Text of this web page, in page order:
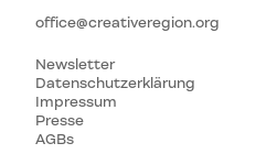
office@creativeregion.org
Newsletter
Datenschutzerklärung
Impressum
Presse
AGBs